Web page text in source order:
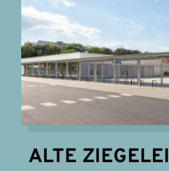
ALTE ZIEGELEI